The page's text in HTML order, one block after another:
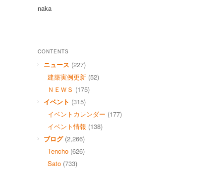
naka
CONTENTS
ニュース (227)
建築実例更新 (52)
ＮＥＷＳ (175)
イベント (315)
イベントカレンダー (177)
イベント情報 (138)
ブログ(2,266)
Tencho (626)
Sato (733)